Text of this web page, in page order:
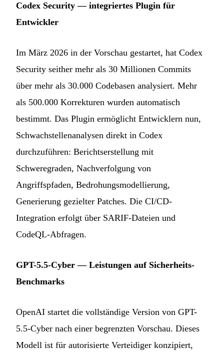
Codex Security — integriertes Plugin für
Entwickler
Im März 2026 in der Vorschau gestartet, hat Codex
Security seither mehr als 30 Millionen Commits
über mehr als 30.000 Codebasen analysiert. Mehr
als 500.000 Korrekturen wurden automatisch
bestimmt. Das Plugin ermöglicht Entwicklern nun,
Schwachstellenanalysen direkt in Codex
durchzuführen: Berichtserstellung mit
Schweregraden, Nachverfolgung von
Angriffspfaden, Bedrohungsmodellierung,
Generierung gezielter Patches. Die CI/CD-
Integration erfolgt über SARIF-Dateien und
CodeQL-Abfragen.
GPT-5.5-Cyber — Leistungen auf Sicherheits-
Benchmarks
OpenAI startet die vollständige Version von GPT-
5.5-Cyber nach einer begrenzten Vorschau. Dieses
Modell ist für autorisierte Verteidiger konzipiert,